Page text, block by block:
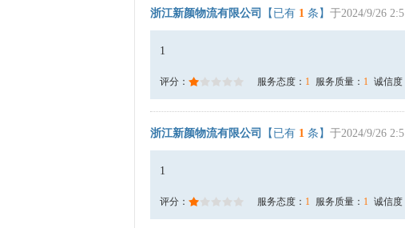
浙江新颜物流有限公司 【已有 1 条】 于2024/9/26
1
评分： 服务态度： 1 服务质量： 1 诚信度
浙江新颜物流有限公司 【已有 1 条】 于2024/9/26
1
评分： 服务态度： 1 服务质量： 1 诚信度